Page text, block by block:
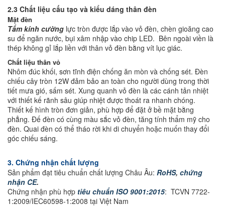
2.3 Chất liệu cấu tạo và kiểu dáng thân đèn
Mặt đèn
Tấm kính cường lực tròn được lắp vào vỏ đèn, chèn gioăng cao
su để ngăn nước, bụi xâm nhập vào chip LED. Bên ngoài viền là
thép không gỉ lắp liền với thân vỏ đèn bằng vít lục giác.
Chất liệu thân vỏ
Nhôm đúc khối, sơn tĩnh điện chống ăn mòn và chống sét. Đèn
chiếu cây tròn 12W đảm bảo an toàn cho người dùng trong thời
tiết mưa gió, sấm sét. Xung quanh vỏ đèn là các cánh tản nhiệt
với thiết kế rãnh sâu giúp nhiệt được thoát ra nhanh chóng.
Thiết kế hình tròn đơn giản, phù hợp để đặt ở bề mặt bằng
phẳng. Đế đèn có cùng màu sắc vỏ đèn, tăng tính thẩm mỹ cho
đèn. Quai đèn có thể tháo rời khi di chuyển hoặc muốn thay đổi
góc chiếu sáng.
3. Chứng nhận chất lượng
Sản phẩm đạt tiêu chuẩn chất lượng Châu Âu: RoHS, chứng
nhận CE.
Chứng nhận phù hợp tiêu chuẩn ISO 9001:2015: TCVN 7722-
1:2009/IEC60598-1:2008 tại Việt Nam